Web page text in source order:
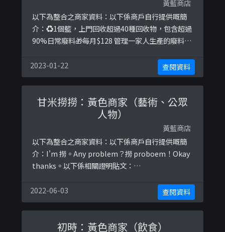
黃藍商店
以下為整合之商家資料：以下係商戶自行提供嘅簡
介：♻️1個籃，上門回收超過40種回收物，包含超過
90%日常廢料🎁每月$128 管理一家人生產的廢料🎁
$1，賺$1！以下係相關證明貼文：
https://www.facebook.com/theLoopRecycle/
posts/561117264586477https://www.faceboo
k.co ...
2023-01-22 查閱資料
甘米撈撈：黃色商家（藝術、公眾
人物）
黃藍商店
以下為整合之商家資料：以下係商戶自行提供嘅簡
介：I'm 撈。Any problem？撈 proboem！Okay
thanks。以下係相關證明貼文：
ts/2800722313325484https://www.facebook.c
om/minoe.canvas/photos/a.705548906176179
/251 ...
2022-06-03 查閱資料
初時：黃色商家（飲食）